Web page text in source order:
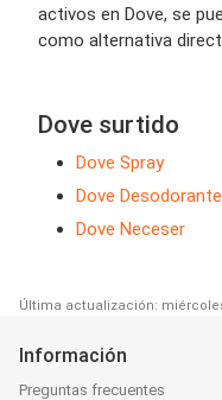
activos en Dove, se
como alternativa
Dove surtido
Dove Spray
Dove Desodorante
Dove Neceser
Última actualización:
Información
Preguntas frecuentes